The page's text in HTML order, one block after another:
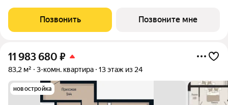
Доваторцев. Зеленый двор способен придать новый уровень
качеству жизни, а его хозяину
Позвонить Позвоните мне
11 983 680 ₽
83,2 м² 3-комн. квартира 13 этаж из 24
новостройка